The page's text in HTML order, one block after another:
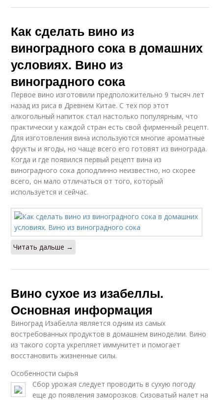
Как сделать вино из
виноградного сока в домашних
условиях. Вино из
виноградного сока
Первое вино изготовили предположительно 9 тысяч лет
назад из риса в Древнем Китае. С тех пор этот
алкогольный напиток стал настолько популярным, что
практически у каждой стран есть свой фирменный рецепт.
Для изготовления вина используются многие ароматные
фрукты и ягоды, но чаще всего его готовят из винограда.
Когда и где появился первый рецепт вина из
виноградного сока доподлинно неизвестно, но скорее
всего, он мало отличаться от того, который
используется и сейчас.
Читать дальше →
Вино сухое из изабеллы.
Основная информация
Виноград Изабелла является одним из самых
востребованных продуктов в домашнем виноделии. Вино
из такого сорта укрепляет иммунитет и помогает
восстановить жизненные силы.
Особенности сырья
Сбор урожая следует проводить в сухую погоду
еще до появления заморозков. Сизоватый налет на